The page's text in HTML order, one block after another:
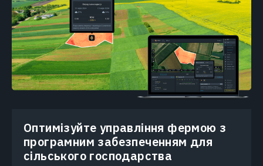
Оптимізуйте управління фермою з
програмним забезпеченням для
сільського господарства